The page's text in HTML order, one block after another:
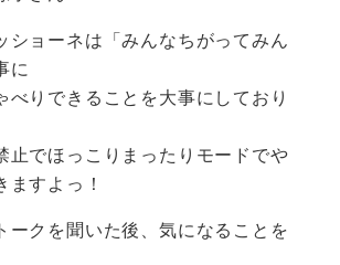
ショーネは「みんなちがってみん
に
べりできることを大事にしており
止でほっこりまったりモードでや
ますよっ！
ークを聞いた後、気になることを